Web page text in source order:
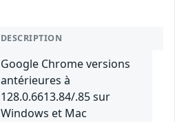
DESCRIPTION
Google Chrome versions
antérieures à
128.0.6613.84/.85 sur
Windows et Mac